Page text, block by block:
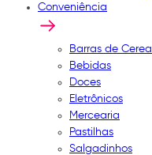
Conveniência
Barras de Cereal
Bebidas
Doces
Eletrônicos
Mercearia
Pastilhas
Salgadinhos